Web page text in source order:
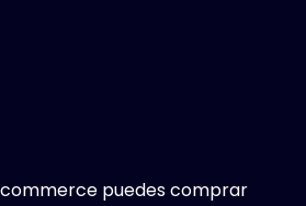
puedes comprar